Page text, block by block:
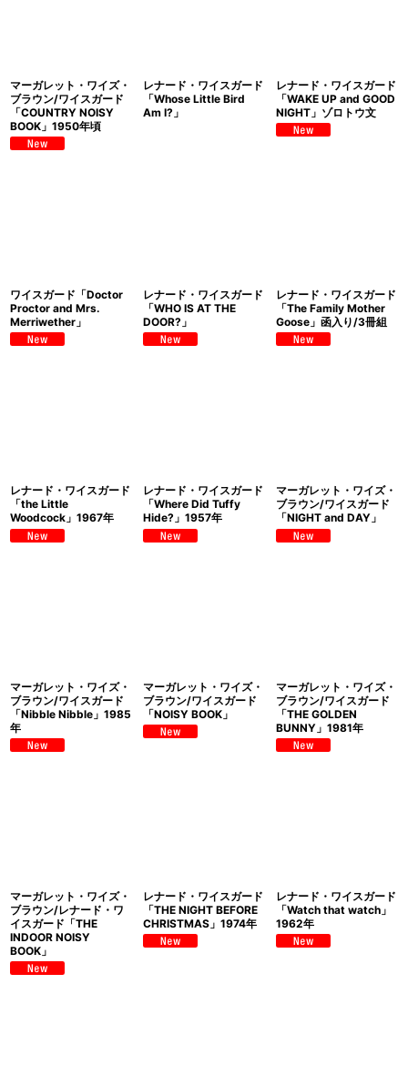
マーガレット・ワイズ・
ブラウン/ワイスガード
「COUNTRY NOISY
BOOK」1950年頃
レナード・ワイスガード
「Whose Little Bird
Am I?」
レナード・ワイスガード
「WAKE UP and GOOD
NIGHT」ゾロトウ文
ワイスガード「Doctor
Proctor and Mrs.
Merriwether」
レナード・ワイスガード
「WHO IS AT THE
DOOR?」
レナード・ワイスガード
「The Family Mother
Goose」函入り/3冊組
レナード・ワイスガード
「the Little
Woodcock」1967年
レナード・ワイスガード
「Where Did Tuffy
Hide?」1957年
マーガレット・ワイズ・
ブラウン/ワイスガード
「NIGHT and DAY」
マーガレット・ワイズ・
ブラウン/ワイスガード
「Nibble Nibble」1985
年
マーガレット・ワイズ・
ブラウン/ワイスガード
「NOISY BOOK」
マーガレット・ワイズ・
ブラウン/ワイスガード
「THE GOLDEN
BUNNY」1981年
マーガレット・ワイズ・
ブラウン/レナード・ワ
イスガード「THE
INDOOR NOISY
BOOK」
レナード・ワイスガード
「THE NIGHT BEFORE
CHRISTMAS」1974年
レナード・ワイスガード
「Watch that watch」
1962年